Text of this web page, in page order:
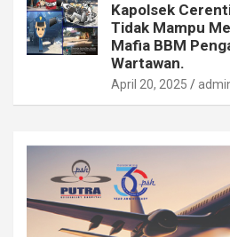
Kapolsek
Tidak Mampu
Mafia BBM
Wartawan.
April 20, 2025